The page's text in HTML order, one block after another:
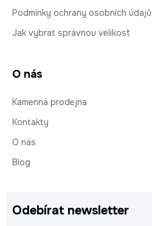
Podmínky ochrany osobních údajů
Jak vybrat správnou velikost
O nás
Kamenná prodejna
Kontakty
O nás
Blog
Odebírat newsletter